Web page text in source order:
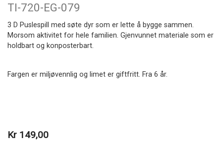
TI-720-EG-079
3 D Puslespill med søte dyr som er lette å bygge sammen.
Morsom aktivitet for hele familien. Gjenvunnet materiale som er
holdbart og konposterbart.
Fargen er miljøvennlig og limet er giftfritt. Fra 6 år.
Kr 149,00